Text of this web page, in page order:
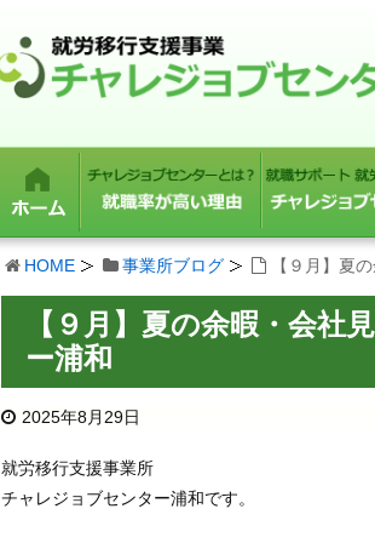
HOME 事業所ブログ 【９月】夏
【９月】夏の余暇・会社
ー浦和
2025年8月29日
就労移行支援事業所
チャレジョブセンター浦和です。